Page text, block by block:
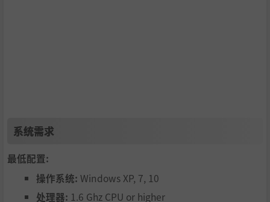
系统需求
最低配置:
操作系统: Windows XP, 7, 10
处理器: 1.6 Ghz CPU or higher